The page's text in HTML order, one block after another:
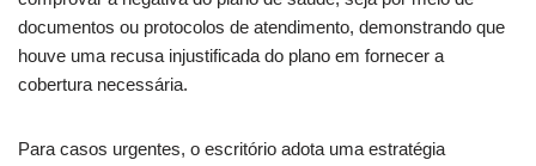
documentos ou protocolos de atendimento, demonstrando que
houve uma recusa injustificada do plano em fornecer a
cobertura necessária.
Para casos urgentes, o escritório adota uma estratégia